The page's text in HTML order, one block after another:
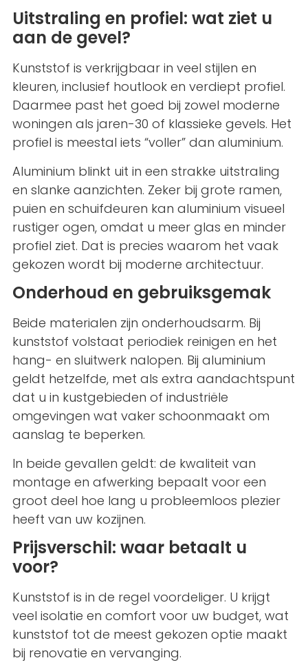
Uitstraling en profiel: wat ziet u
aan de gevel?
Kunststof is verkrijgbaar in veel stijlen en
kleuren, inclusief houtlook en verdiept profiel.
Daarmee past het goed bij zowel moderne
woningen als jaren-30 of klassieke gevels. Het
profiel is meestal iets “voller” dan aluminium.
Aluminium blinkt uit in een strakke uitstraling
en slanke aanzichten. Zeker bij grote ramen,
puien en schuifdeuren kan aluminium visueel
rustiger ogen, omdat u meer glas en minder
profiel ziet. Dat is precies waarom het vaak
gekozen wordt bij moderne architectuur.
Onderhoud en gebruiksgemak
Beide materialen zijn onderhoudsarm. Bij
kunststof volstaat periodiek reinigen en het
hang- en sluitwerk nalopen. Bij aluminium
geldt hetzelfde, met als extra aandachtspunt
dat u in kustgebieden of industriële
omgevingen wat vaker schoonmaakt om
aanslag te beperken.
In beide gevallen geldt: de kwaliteit van
montage en afwerking bepaalt voor een
groot deel hoe lang u probleemloos plezier
heeft van uw kozijnen.
Prijsverschil: waar betaalt u
voor?
Kunststof is in de regel voordeliger. U krijgt
veel isolatie en comfort voor uw budget, wat
kunststof tot de meest gekozen optie maakt
bij renovatie en vervanging.